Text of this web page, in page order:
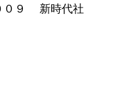
０９ 新時代社